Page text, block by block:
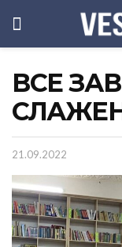
ВСЕ
21.09.2022